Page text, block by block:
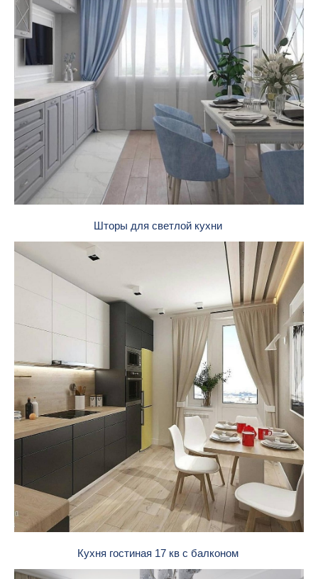
Шторы для светлой кухни
Кухня гостиная 17 кв с балконом